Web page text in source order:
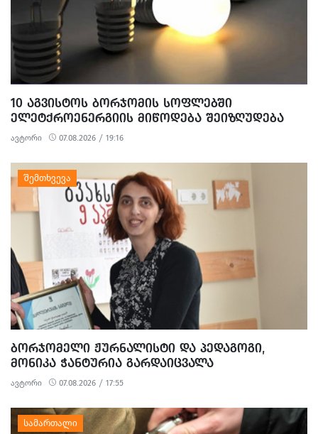
10 ᲐᲒᲕᲘᲡᲢᲝᲡ ᲑᲝᲠᲯᲝᲛᲘᲡ ᲡᲝᲤᲚᲔᲑᲨᲘ
ᲔᲚᲔᲢᲥᲠᲝᲔᲜᲔᲠᲒᲘᲘᲡ ᲛᲘᲬᲝᲓᲔᲑᲐ ᲨᲔᲘᲖᲦᲣᲓᲔᲑᲐ
ავტორი 07.08.2026 / 19:16
ᲑᲝᲠᲯᲝᲛᲔᲚᲘ ᲟᲣᲠᲜᲐᲚᲘᲡᲢᲘ ᲓᲐ ᲞᲔᲓᲐᲒᲝᲒᲘ,
ᲛᲝᲜᲘᲙᲐ ᲭᲐᲜᲢᲣᲠᲘᲐ ᲒᲐᲠᲓᲐᲘᲪᲕᲐᲚᲐ
ავტორი 07.08.2026 / 17:55